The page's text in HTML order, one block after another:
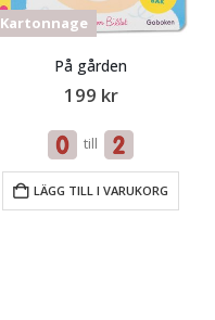
Kartonnage
På gården
199 kr
till
LÄGG TILL I VARUKORG